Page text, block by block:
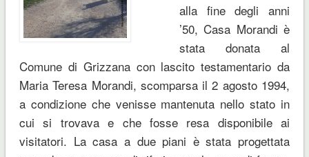
alla fine degli anni
’50, Casa Morandi è
stata donata al
Comune di Grizzana con lascito testamentario da
Maria Teresa Morandi, scomparsa il 2 agosto 1994,
a condizione che venisse mantenuta nello stato in
cui si trovava e che fosse resa disponibile ai
visitatori. La casa a due piani è stata progettata